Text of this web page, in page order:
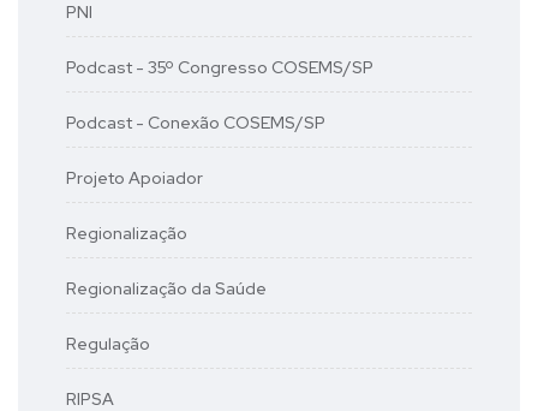
PNI
Podcast - 35º Congresso COSEMS/SP
Podcast - Conexão COSEMS/SP
Projeto Apoiador
Regionalização
Regionalização da Saúde
Regulação
RIPSA